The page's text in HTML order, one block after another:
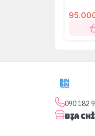
090 182
Địa chỉ